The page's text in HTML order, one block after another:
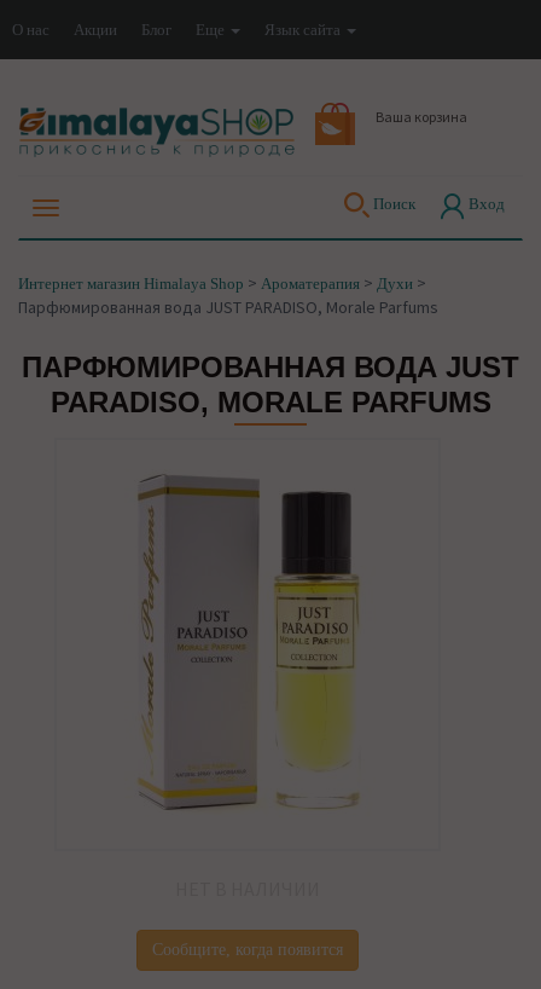
О нас Акции Блог Еще Язык сайта
Ваша корзина
Поиск Вход
Интернет магазин Himalaya Shop > Ароматерапия > Духи >
Парфюмированная вода JUST PARADISO, Morale Parfums
ПАРФЮМИРОВАННАЯ ВОДА JUST
PARADISO, MORALE PARFUMS
Сообщите, когда появится